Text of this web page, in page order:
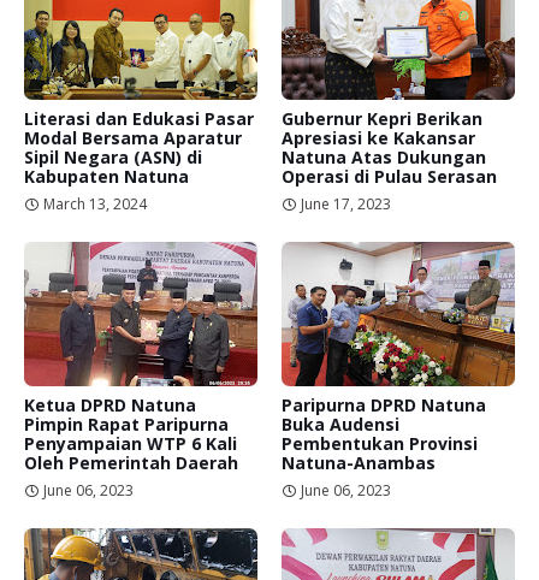
Literasi dan Edukasi Pasar
Modal Bersama Aparatur
Sipil Negara (ASN) di
Kabupaten Natuna
March 13, 2024
Gubernur Kepri Berikan
Apresiasi ke Kakansar
Natuna Atas Dukungan
Operasi di Pulau Serasan
June 17, 2023
Ketua DPRD Natuna
Pimpin Rapat Paripurna
Penyampaian WTP 6 Kali
Oleh Pemerintah Daerah
June 06, 2023
Paripurna DPRD Natuna
Buka Audensi
Pembentukan Provinsi
Natuna-Anambas
June 06, 2023